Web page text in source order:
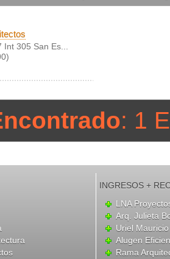
305 San Es...
: 1
INGRESOS +
LNA
Arq. Julieta
Uriel
Alugen
Rama